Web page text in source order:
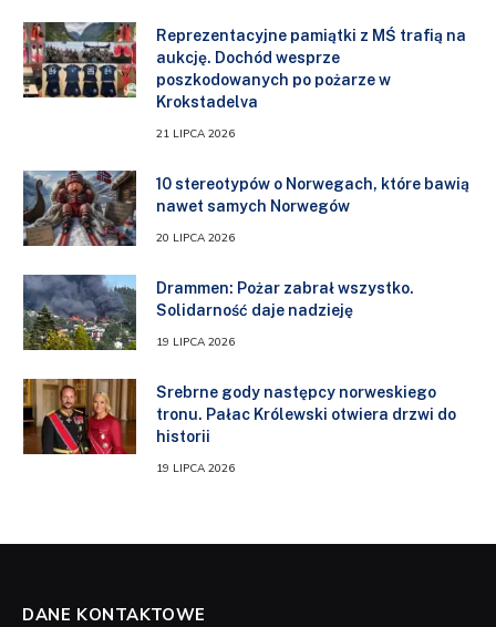
Reprezentacyjne pamiątki z MŚ trafią na
aukcję. Dochód wesprze
poszkodowanych po pożarze w
Krokstadelva
21 LIPCA 2026
10 stereotypów o Norwegach, które bawią
nawet samych Norwegów
20 LIPCA 2026
Drammen: Pożar zabrał wszystko.
Solidarność daje nadzieję
19 LIPCA 2026
Srebrne gody następcy norweskiego
tronu. Pałac Królewski otwiera drzwi do
historii
19 LIPCA 2026
DANE KONTAKTOWE